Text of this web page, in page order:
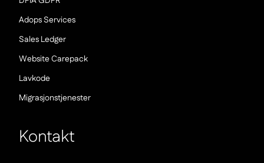
Adops Services
Sales Ledger
Website Carepack
Lavkode
Migrasjonstjenester
Kontakt